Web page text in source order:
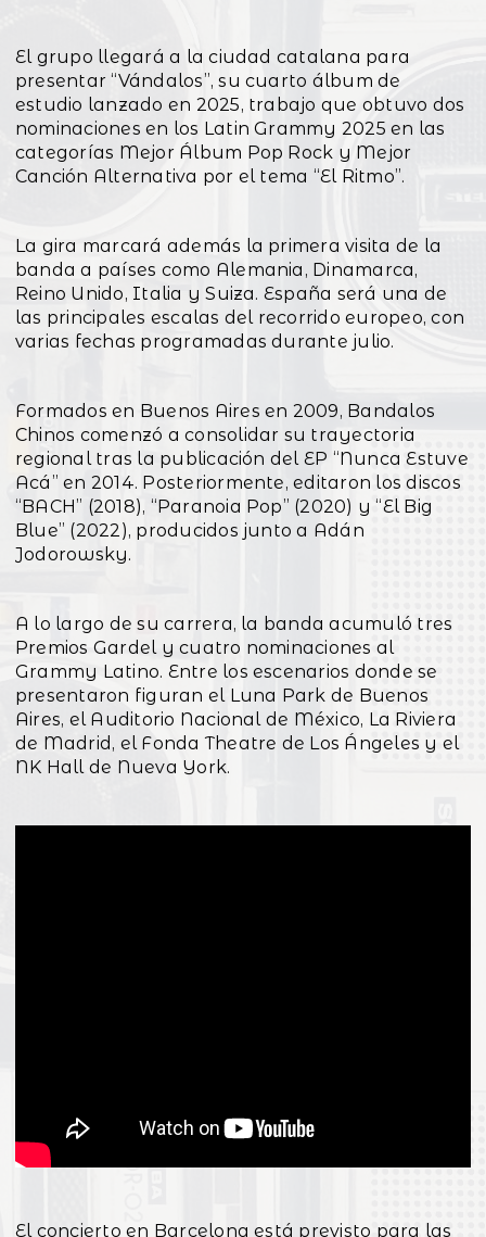
El grupo llegará a la ciudad catalana para
presentar “Vándalos”, su cuarto álbum de
estudio lanzado en 2025, trabajo que obtuvo dos
nominaciones en los Latin Grammy 2025 en las
categorías Mejor Álbum Pop Rock y Mejor
Canción Alternativa por el tema “El Ritmo”.
La gira marcará además la primera visita de la
banda a países como Alemania, Dinamarca,
Reino Unido, Italia y Suiza. España será una de
las principales escalas del recorrido europeo, con
varias fechas programadas durante julio.
Formados en Buenos Aires en 2009, Bandalos
Chinos comenzó a consolidar su trayectoria
regional tras la publicación del EP “Nunca Estuve
Acá” en 2014. Posteriormente, editaron los discos
“BACH” (2018), “Paranoia Pop” (2020) y “El Big
Blue” (2022), producidos junto a Adán
Jodorowsky.
A lo largo de su carrera, la banda acumuló tres
Premios Gardel y cuatro nominaciones al
Grammy Latino. Entre los escenarios donde se
presentaron figuran el Luna Park de Buenos
Aires, el Auditorio Nacional de México, La Riviera
de Madrid, el Fonda Theatre de Los Ángeles y el
NK Hall de Nueva York.
El concierto en Barcelona está previsto para las